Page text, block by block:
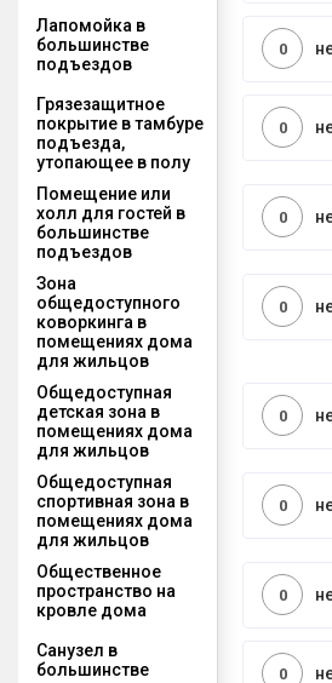
Лапомойка в
большинстве
подъездов
0
Грязезащитное
покрытие в тамбуре
подъезда,
утопающее в полу
0
Помещение или
холл для гостей в
большинстве
подъездов
0
Зона
общедоступного
коворкинга в
помещениях дома
для жильцов
0
Общедоступная
детская зона в
помещениях дома
для жильцов
0
Общедоступная
спортивная зона в
помещениях дома
для жильцов
0
Общественное
пространство на
кровле дома
0
Санузел в
большинстве
0